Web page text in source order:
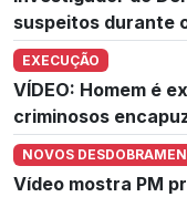
suspeitos durante
EXECUÇÃO
VÍDEO: Homem é
criminosos
NOVOS
Vídeo mostra PM